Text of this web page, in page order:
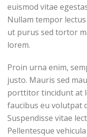
euismod vitae
Nullam tempor
ut purus sed tortor
lorem.
Proin urna enim,
justo. Mauris sed
porttitor tincidunt at
faucibus eu volutpat
Suspendisse vitae
Pellentesque